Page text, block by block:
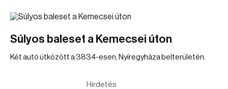
Súlyos baleset a Kemecsei úton
Két autó ütközött a 3834-esen, Nyíregyháza belterületén.
Hirdetés